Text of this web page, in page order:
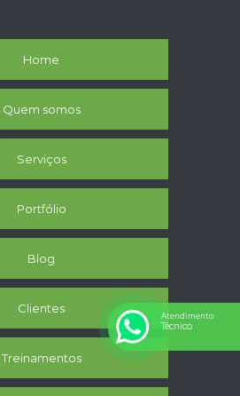
Home
Quem somos
Serviços
Portfólio
Blog
Clientes
Treinamentos
Atendimento
Técnico